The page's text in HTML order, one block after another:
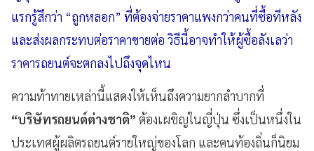
แรกรู้สึกว่า “ถูกหลอก” ที่ต้องจ่ายราคาแพงกว่าคนที่ซื้อทีหลัง
และส่งผลกระทบต่อราคาขายต่อ วิธีนี้อาจทำให้ผู้ซื้อลังเลว่า
ราคารถยนต์จะตกลงไปถึงจุดไหน
ความท้าทายเหล่านี้แสดงให้เห็นถึงความยากลำบากที่
“บริษัทรถยนต์ต่างชาติ” ต้องเผชิญในญี่ปุ่น ซึ่งเป็นหนึ่งใน
ประเทศผู้ผลิตรถยนต์รายใหญ่ของโลก และคนท้องถิ่นก็นิยม